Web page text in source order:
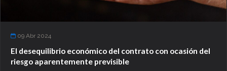
09 Abr 2024
El desequilibrio económico del contrato con ocasión del
riesgo aparentemente previsible